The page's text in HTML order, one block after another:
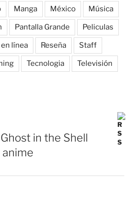
Manga México Música
Pantalla Grande Peliculas
en línea Reseña Staff
Tecnologia Televisión
in the Shell